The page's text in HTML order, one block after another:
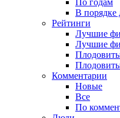
В порядке
Рейтинги
Лучшие
Лучшие
Комментарии
Новые
Все
По